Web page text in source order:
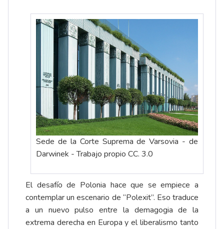
Sede de la Corte Suprema de Varsovia - de
Darwinek - Trabajo propio CC. 3.0
El desafío de Polonia hace que se empiece a
contemplar un escenario de “Polexit”. Eso traduce
a un nuevo pulso entre la demagogia de la
extrema derecha en Europa y el liberalismo tanto